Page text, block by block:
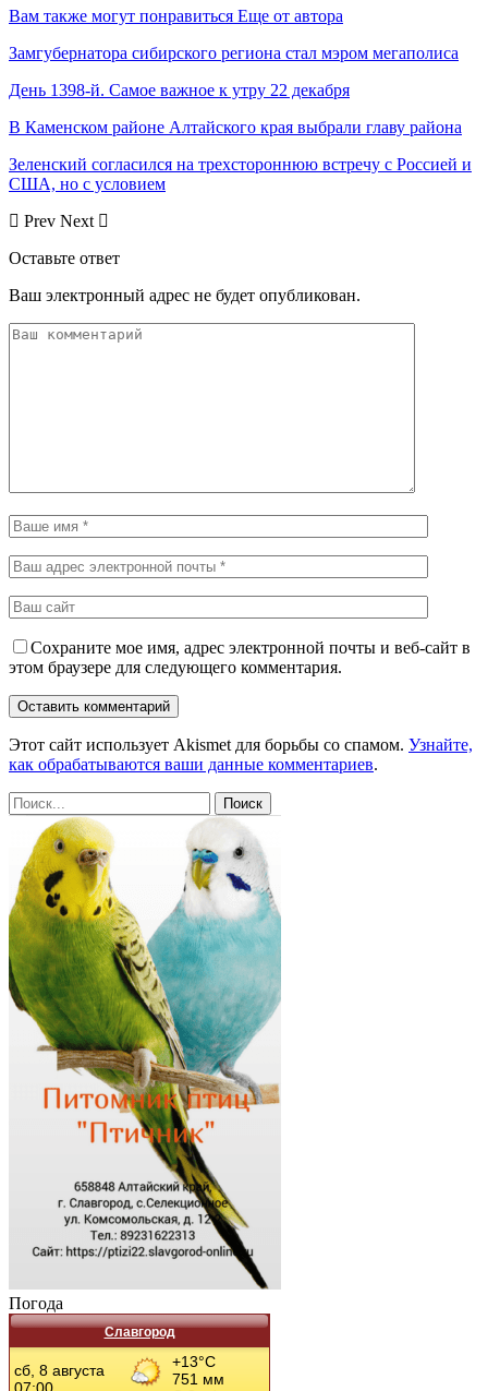
Вам также могут понравиться Еще от автора
Замгубернатора сибирского региона стал мэром мегаполиса
День 1398-й. Самое важное к утру 22 декабря
В Каменском районе Алтайского края выбрали главу района
Зеленский согласился на трехстороннюю встречу с Россией и
США, но с условием
Prev Next
Оставьте ответ
Ваш электронный адрес не будет опубликован.
Сохраните мое имя, адрес электронной почты и веб-сайт в
этом браузере для следующего комментария.
Этот сайт использует Akismet для борьбы со спамом. Узнайте,
как обрабатываются ваши данные комментариев.
Погода
Славгород